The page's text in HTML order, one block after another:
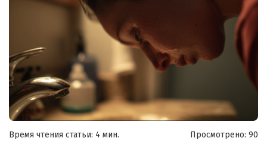
Время чтения статьи: 4 мин. Просмотрено: 90